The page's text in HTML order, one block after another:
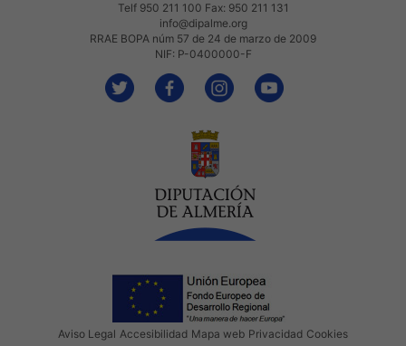
Telf 950 211 100 Fax: 950 211 131
info@dipalme.org
RRAE BOPA núm 57 de 24 de marzo de 2009
NIF: P-0400000-F
Aviso Legal Accesibilidad Mapa web Privacidad Cookies